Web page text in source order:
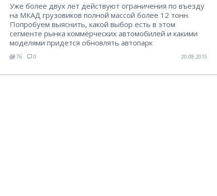
Уже более двух лет действуют ограничения по въезду
на МКАД грузовиков полной массой более 12 тонн.
Попробуем выяснить, какой выбор есть в этом
сегменте рынка коммерческих автомобилей и какими
моделями придется обновлять автопарк
76 0 20.08.2015